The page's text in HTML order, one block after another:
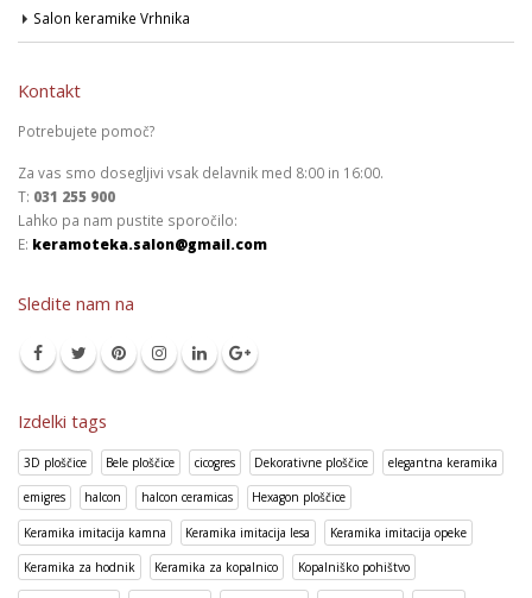
Salon keramike Vrhnika
Kontakt
Potrebujete pomoč?
Za vas smo dosegljivi vsak delavnik med 8:00 in 16:00.
T: 031 255 900
Lahko pa nam pustite sporočilo:
E: keramoteka.salon@gmail.com
Sledite nam na
Izdelki tags
3D ploščice Bele ploščice cicogres Dekorativne ploščice elegantna keramika
emigres halcon halcon ceramicas Hexagon ploščice
Keramika imitacija kamna Keramika imitacija lesa Keramika imitacija opeke
Keramika za hodnik Keramika za kopalnico Kopalniško pohištvo